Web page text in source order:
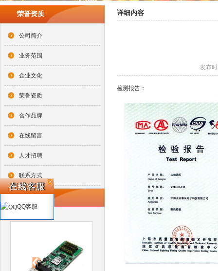
荣誉资质
公司简介
业务范围
企业文化
荣誉资质
合作品牌
在线留言
人才招聘
联系方式
详细内容
发布
检测报告：
QQ客服